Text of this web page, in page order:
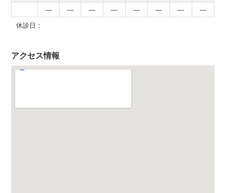
―
― ― ― ― ― ―
―
休診日：
アクセス情報